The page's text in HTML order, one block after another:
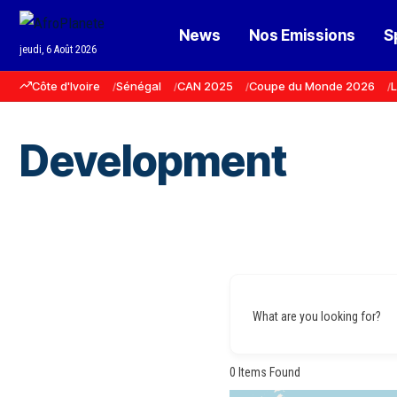
jeudi, 6 Août 2026
News Nos Emissions
Côte d'Ivoire Sénégal CAN 2025 Coupe du Monde 2026
Development
What are you looking for?
0 Items Found